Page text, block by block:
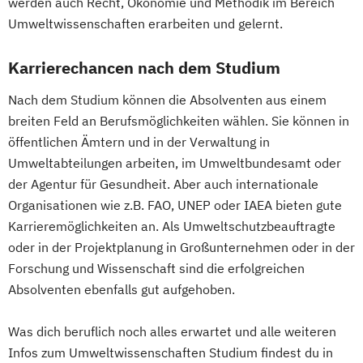
Phytomedizin Safety in the Food Chain
Stoffliche und energetische Nutzung
nachwachsender Rohstoffe (NAWARO) -
Biomassetechnologie
Sustainability in Agriculture
Food Production and Food Technology in
the Danube Region
Umwelt- und Bioressourcenmanagement
Umweltingenieurwissenschaften
Universitätslehrgang Advanced
technologies in smart crop farming
Universitätslehrgang Akademischer
Universitätslehrgang Bewertung land- und
forstwirtschaftlicher Liegenschaften
English Language and Linguistics
Environmental Sciences
Ernährungswissenschaften
Ethik für Schule und Beruf
Evangelische Fachtheologie
Evangelische Religion (Lehramt)
Evolutionary Systems Biology Fennistik
Finno-Ugristik Französisch (Lehramt)
Gender Studies
Genetik und Entwicklungsbiologie
Geographie und Wirtschaftskunde
(Lehramt)
Umweltwissenschaften erarbeiten und gelernt.
Karrierechancen nach dem Studium
Nach dem Studium können die Absolventen aus einem
breiten Feld an Berufsmöglichkeiten wählen. Sie können in
öffentlichen Ämtern und in der Verwaltung in
Umweltabteilungen arbeiten, im Umweltbundesamt oder
der Agentur für Gesundheit. Aber auch internationale
Organisationen wie z.B. FAO, UNEP oder IAEA bieten gute
Karrieremöglichkeiten an. Als Umweltschutzbeauftragte
oder in der Projektplanung in Großunternehmen oder in der
Forschung und Wissenschaft sind die erfolgreichen
Absolventen ebenfalls gut aufgehoben.
Was dich beruflich noch alles erwartet und alle weiteren
Infos zum Umweltwissenschaften Studium findest du in